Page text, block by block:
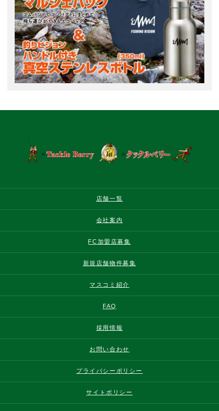
店舗一覧
会社案内
FC加盟店募集
新規店舗物件募集
マスコミ紹介
FAQ
採用情報
お問い合わせ
プライバシーポリシー
サイトポリシー